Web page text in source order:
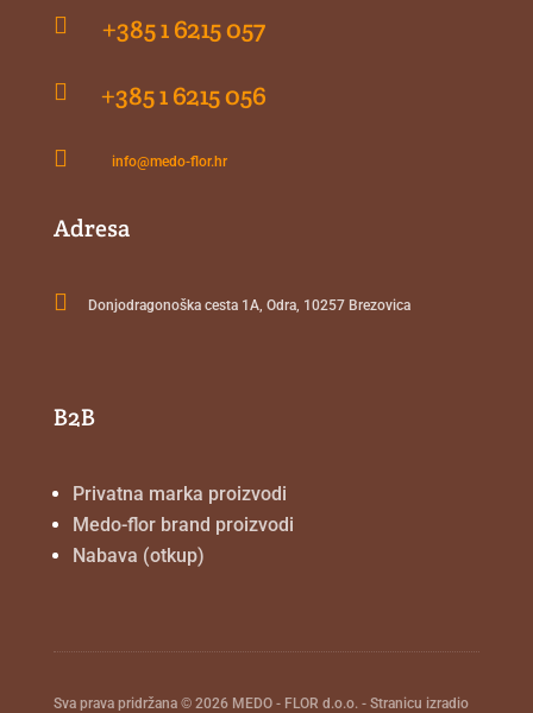
 +385 1 6215 057
 +385 1 6215 056
 info@medo-flor.hr
Adresa
 Donjodragonoška cesta 1A, Odra, 10257 Brezovica
B2B
Privatna marka proizvodi
Medo-flor brand proizvodi
Nabava (otkup)
Sva prava pridržana © 2026 MEDO - FLOR d.o.o. - Stranicu izradio